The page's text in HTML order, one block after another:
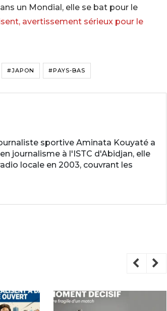
un Mondial, elle se bat pour le
avertissement sérieux pour le
#JAPON #PAYS-BAS
sportive Aminata Kouyaté a
journalisme à l'ISTC d'Abidjan, elle
locale en 2003, couvrant les